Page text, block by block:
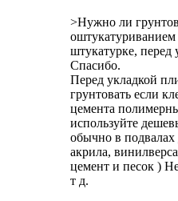
>Нужно ли
штукатурке, перед
Спасибо.
Перед укладкой
грунтовать если
цемента
используйте
обычно в подвалах
акрила,
цемент и песок )
т д.